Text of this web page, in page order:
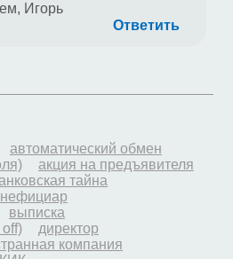
Игорь
Ответить
автоматический обмен
акция на предъявителя
тайна
выписка
директор
компания